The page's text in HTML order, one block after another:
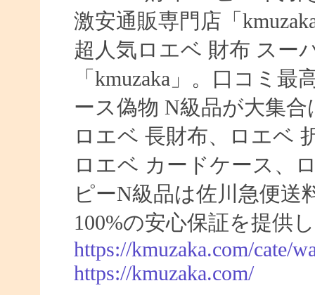
激安通販専門店「
超人気ロエベ 財布 スー
「kmuzaka」。口コミ
ース偽物 N級品が大集
ロエベ 長財布、ロエベ
ロエベ カードケース、
ピーN級品は佐川急便送
100%の安心保証を提供
https://kmuzaka.com/cate/
https://kmuzaka.com/